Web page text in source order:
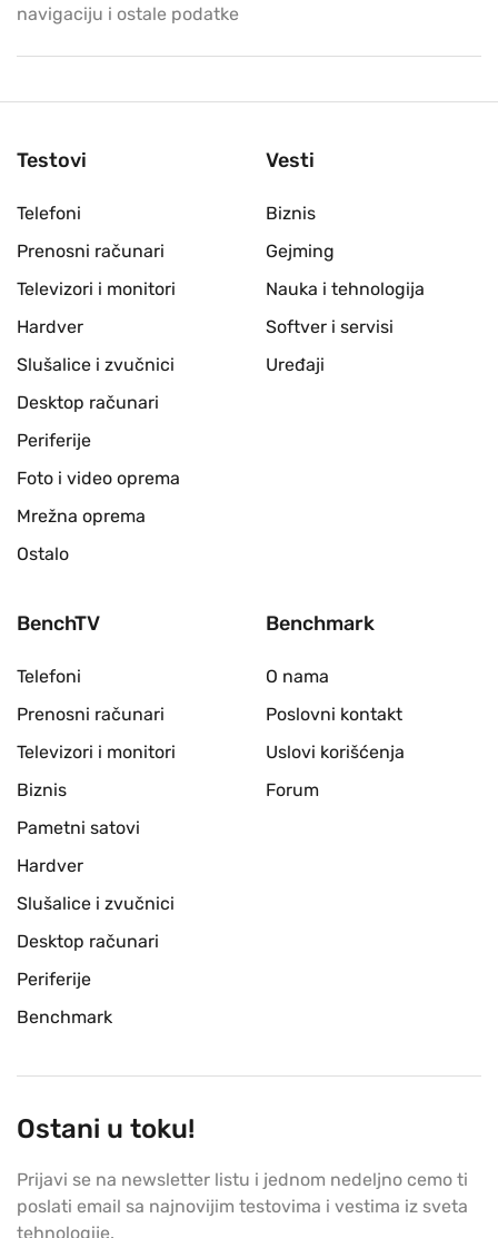
navigaciju i ostale podatke
Testovi
Telefoni
Prenosni računari
Televizori i monitori
Hardver
Slušalice i zvučnici
Desktop računari
Periferije
Foto i video oprema
Mrežna oprema
Ostalo
Vesti
Biznis
Gejming
Nauka i tehnologija
Softver i servisi
Uređaji
BenchTV
Telefoni
Prenosni računari
Televizori i monitori
Biznis
Pametni satovi
Hardver
Slušalice i zvučnici
Desktop računari
Periferije
Benchmark
Benchmark
O nama
Poslovni kontakt
Uslovi korišćenja
Forum
Ostani u toku!
Prijavi se na newsletter listu i jednom nedeljno cemo ti
poslati email sa najnovijim testovima i vestima iz sveta
tehnologije.